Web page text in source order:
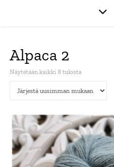
Alpaca 2
Näytetään kaikki 8 tulosta